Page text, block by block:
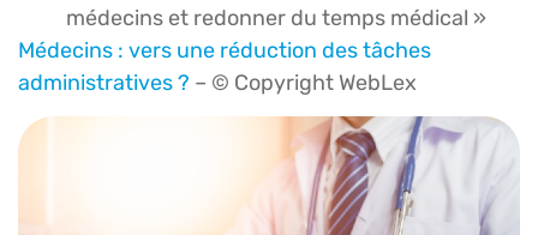
médecins et redonner du temps médical »
Médecins : vers une réduction des tâches
administratives ? – © Copyright WebLex